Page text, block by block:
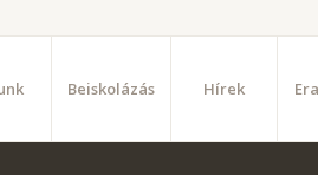
Beiskolázás Hírek